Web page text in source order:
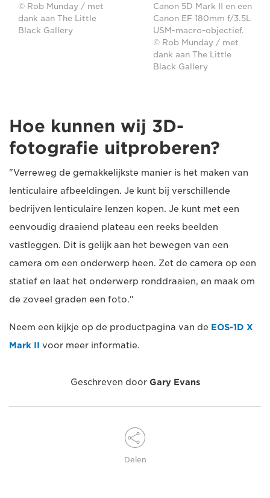
© Rob Munday / met
dank aan The Little
Black Gallery
Canon 5D Mark II en een
Canon EF 180mm f/3.5L
USM-macro-objectief.
© Rob Munday / met
dank aan The Little
Black Gallery
Hoe kunnen wij 3D-
fotografie uitproberen?
"Verreweg de gemakkelijkste manier is het maken van
lenticulaire afbeeldingen. Je kunt bij verschillende
bedrijven lenticulaire lenzen kopen. Je kunt met een
eenvoudig draaiend plateau een reeks beelden
vastleggen. Dit is gelijk aan het bewegen van een
camera om een onderwerp heen. Zet de camera op een
statief en laat het onderwerp ronddraaien, en maak om
de zoveel graden een foto."
Neem een kijkje op de productpagina van de EOS-1D X
Mark II voor meer informatie.
Geschreven door Gary Evans
Delen